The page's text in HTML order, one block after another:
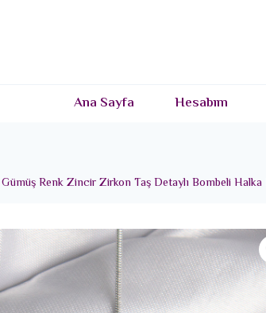
Ana Sayfa Hesabım
Renk Zincir Zirkon Taş Detaylı Bombeli